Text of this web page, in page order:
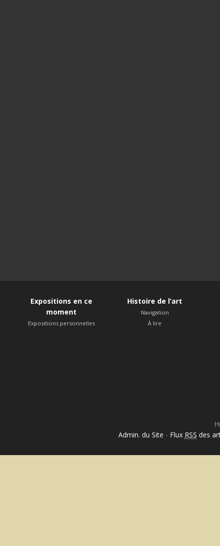
Expositions en ce
moment
Expositions personnelles
Histoire de l’art
Navigation
À lire
Admin. du Site - Flux RSS des